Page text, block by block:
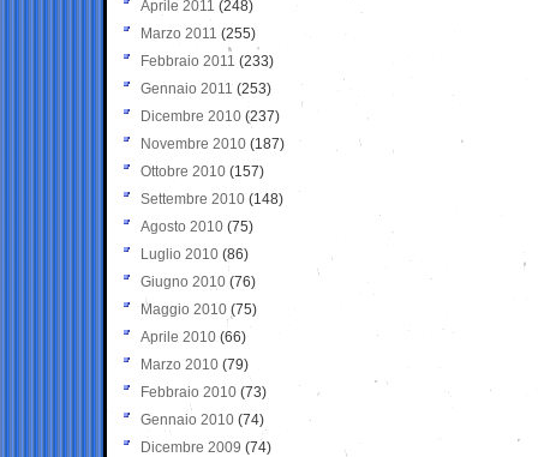
Aprile 2011 (248)
Marzo 2011 (255)
Febbraio 2011 (233)
Gennaio 2011 (253)
Dicembre 2010 (237)
Novembre 2010 (187)
Ottobre 2010 (157)
Settembre 2010 (148)
Agosto 2010 (75)
Luglio 2010 (86)
Giugno 2010 (76)
Maggio 2010 (75)
Aprile 2010 (66)
Marzo 2010 (79)
Febbraio 2010 (73)
Gennaio 2010 (74)
Dicembre 2009 (74)